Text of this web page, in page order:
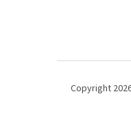
Copyright